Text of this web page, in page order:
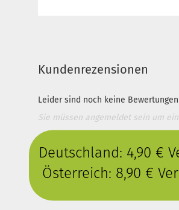
Kundenrezensionen
Leider sind noch keine
Sie müssen angemeldet sein um
Deutschland: 4,90 €
Österreich: 8,90 €